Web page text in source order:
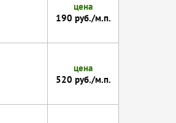
цена
190 руб./м.п.
цена
520 руб./м.п.